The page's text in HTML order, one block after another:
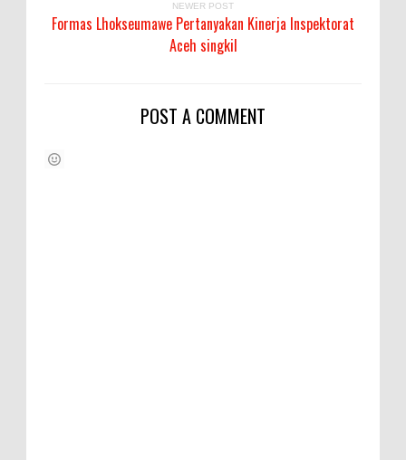
NEWER POST
Formas Lhokseumawe Pertanyakan Kinerja Inspektorat
Aceh singkil
POST A COMMENT